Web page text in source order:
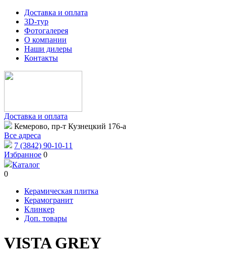
Доставка и оплата
3D-тур
Фотогалерея
О компании
Наши дилеры
Контакты
Доставка и оплата
Кемерово, пр-т Кузнецкий 176-а
Все адреса
7 (3842) 90-10-11
Избранное 0
Каталог
0
Керамическая плитка
Керамогранит
Клинкер
Доп. товары
VISTA GREY